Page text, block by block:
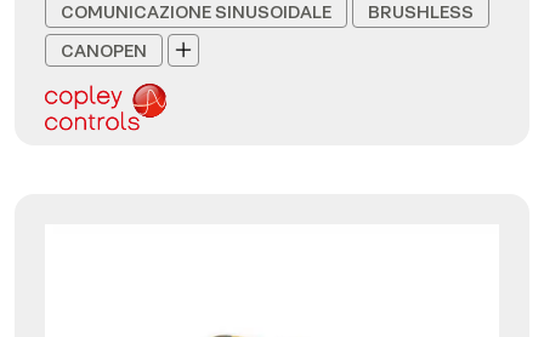
COMUNICAZIONE SINUSOIDALE
BRUSHLESS
CANOPEN